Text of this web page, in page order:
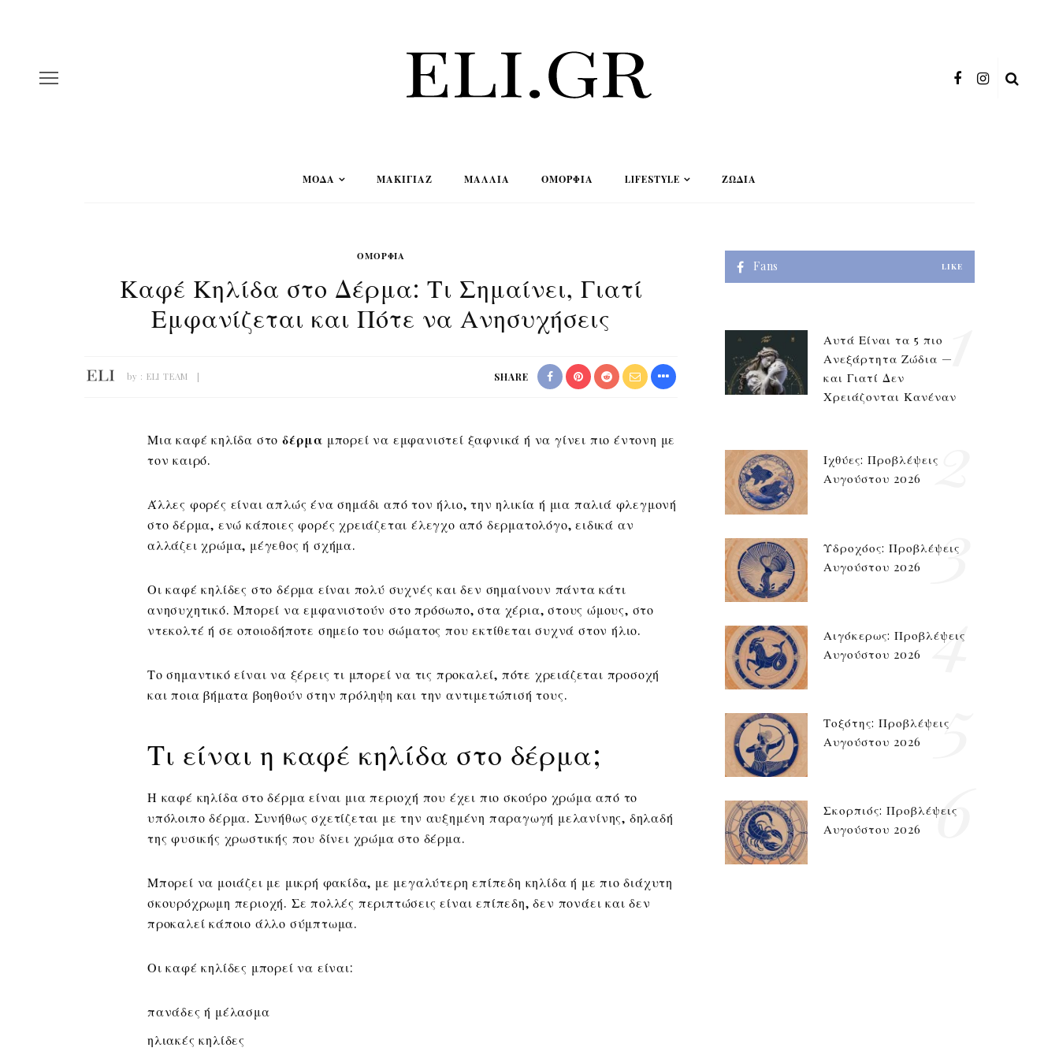
ΜΟΔΑ ΜΑΚΙΓΙΆΖ ΜΑΛΛΙΆ ΟΜΟΡΦΙΆ LIFESTYLE ΖΏΔΙΑ
ΟΜΟΡΦΙΆ
Καφέ Κηλίδα στο Δέρμα: Τι Σημαίνει, Γιατί
Εμφανίζεται και Πότε να Ανησυχήσεις
by : ELI TEAM SHARE
Μια καφέ κηλίδα στο δέρμα μπορεί να εμφανιστεί ξαφνικά ή να γίνει πιο έντονη με
τον καιρό.
Άλλες φορές είναι απλώς ένα σημάδι από τον ήλιο, την ηλικία ή μια παλιά φλεγμονή
στο δέρμα, ενώ κάποιες φορές χρειάζεται έλεγχο από δερματολόγο, ειδικά αν
αλλάζει χρώμα, μέγεθος ή σχήμα.
Οι καφέ κηλίδες στο δέρμα είναι πολύ συχνές και δεν σημαίνουν πάντα κάτι
ανησυχητικό. Μπορεί να εμφανιστούν στο πρόσωπο, στα χέρια, στους ώμους, στο
ντεκολτέ ή σε οποιοδήποτε σημείο του σώματος που εκτίθεται συχνά στον ήλιο.
Το σημαντικό είναι να ξέρεις τι μπορεί να τις προκαλεί, πότε χρειάζεται προσοχή
και ποια βήματα βοηθούν στην πρόληψη και την αντιμετώπισή τους.
Τι είναι η καφέ κηλίδα στο δέρμα;
Η καφέ κηλίδα στο δέρμα είναι μια περιοχή που έχει πιο σκούρο χρώμα από το
υπόλοιπο δέρμα. Συνήθως σχετίζεται με την αυξημένη παραγωγή μελανίνης, δηλαδή
της φυσικής χρωστικής που δίνει χρώμα στο δέρμα.
Μπορεί να μοιάζει με μικρή φακίδα, με μεγαλύτερη επίπεδη κηλίδα ή με πιο διάχυτη
σκουρόχρωμη περιοχή. Σε πολλές περιπτώσεις είναι επίπεδη, δεν πονάει και δεν
προκαλεί κάποιο άλλο σύμπτωμα.
Οι καφέ κηλίδες μπορεί να είναι:
πανάδες ή μέλασμα
ηλιακές κηλίδες
Fans LIKE
Αυτά Είναι τα 5 πιο
Ανεξάρτητα Ζώδια —
και Γιατί Δεν
Χρειάζονται Κανέναν
1
Ιχθύες: Προβλέψεις
Αυγούστου 2026
2
Υδροχόος: Προβλέψεις
Αυγούστου 2026
3
Αιγόκερως: Προβλέψεις
Αυγούστου 2026
4
Τοξότης: Προβλέψεις
Αυγούστου 2026
5
Σκορπιός: Προβλέψεις
Αυγούστου 2026
6